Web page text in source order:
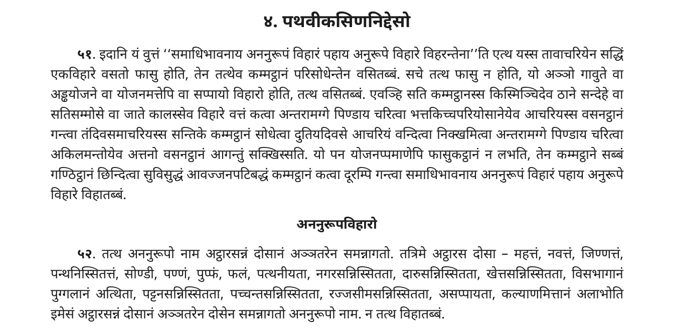
४. पथवीकसिणनिद्देसो
५१. इदानि यं वुत्तं ‘‘समाधिभावनाय अननुरूपं विहारं पहाय अनुरूपे विहारे विहरन्तेना’’ति एत्थ यस्स तावाचरियेन सद्धिं
एकविहारे वसतो फासु होति, तेन तत्थेव कम्मट्ठानं परिसोधेन्तेन वसितब्बं. सचे तत्थ फासु न होति, यो अञ्ञो गावुते वा
अड्ढयोजने वा योजनमत्तेपि वा सप्पायो विहारो होति, तत्थ वसितब्बं. एवञ्हि सति कम्मट्ठानस्स किस्मिञ्चिदेव ठाने सन्देहे वा
सतिसम्मोसे वा जाते कालस्सेव विहारे वत्तं कत्वा अन्तरामग्गे पिण्डाय चरित्वा भत्तकिच्चपरियोसानेयेव आचरियस्स वसनट्ठानं
गन्त्वा तंदिवसमाचरियस्स सन्तिके कम्मट्ठानं सोधेत्वा दुतियदिवसे आचरियं वन्दित्वा निक्खमित्वा अन्तरामग्गे पिण्डाय चरित्वा
अकिलमन्तोयेव अत्तनो वसनट्ठानं आगन्तुं सक्खिस्सति. यो पन योजनप्पमाणेपि फासुकट्ठानं न लभति, तेन कम्मट्ठाने सब्बं
गण्ठिट्ठानं छिन्दित्वा सुविसुद्धं आवज्जनपटिबद्धं कम्मट्ठानं कत्वा दूरम्पि गन्त्वा समाधिभावनाय अननुरूपं विहारं पहाय अनुरूपे
विहारे विहातब्बं.
अननुरूपविहारो
५२. तत्थ अननुरूपो नाम अट्ठारसन्नं दोसानं अञ्ञतरेन समन्नागतो. तत्रिमे अट्ठारस दोसा – महत्तं, नवत्तं, जिण्णत्तं,
पन्थनिस्सितत्तं, सोण्डी, पण्णं, पुप्फं, फलं, पत्थनीयता, नगरसन्निस्सितता, दारुसन्निस्सितता, खेत्तसन्निस्सितता, विसभागानं
पुग्गलानं अत्थिता, पट्टनसन्निस्सितता, पच्चन्तसन्निस्सितता, रज्जसीमसन्निस्सितता, असप्पायता, कल्याणमित्तानं अलाभोति
इमेसं अट्ठारसन्नं दोसानं अञ्ञतरेन दोसेन समन्नागतो अननुरूपो नाम. न तत्थ विहातब्बं.